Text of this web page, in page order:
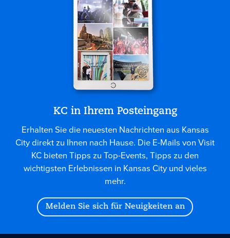
KC in Ihrem Posteingang
Erhalten Sie die neuesten Nachrichten aus Kansas
City direkt zu Ihnen nach Hause. Die E-Mails von Visit
KC bieten Tipps zu Top-Events, Tipps zu den
wichtigsten Erlebnissen in Kansas City und vieles
mehr.
Melden Sie sich für Neuigkeiten an